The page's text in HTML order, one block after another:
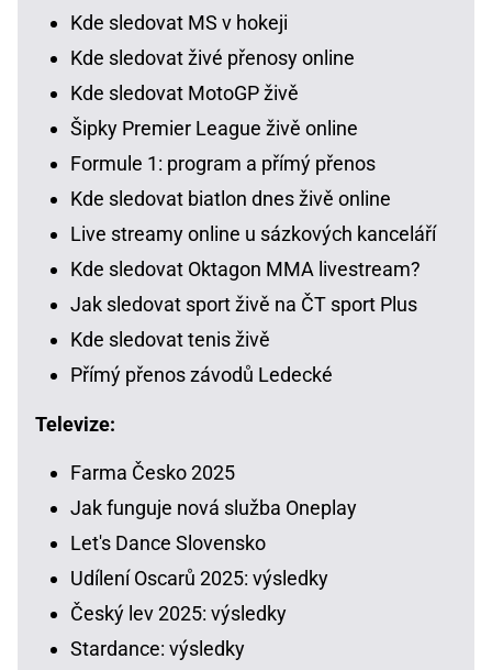
Kde sledovat MS v hokeji
Kde sledovat živé přenosy online
Kde sledovat MotoGP živě
Šipky Premier League živě online
Formule 1: program a přímý přenos
Kde sledovat biatlon dnes živě online
Live streamy online u sázkových kanceláří
Kde sledovat Oktagon MMA livestream?
Jak sledovat sport živě na ČT sport Plus
Kde sledovat tenis živě
Přímý přenos závodů Ledecké
Televize:
Farma Česko 2025
Jak funguje nová služba Oneplay
Let's Dance Slovensko
Udílení Oscarů 2025: výsledky
Český lev 2025: výsledky
Stardance: výsledky